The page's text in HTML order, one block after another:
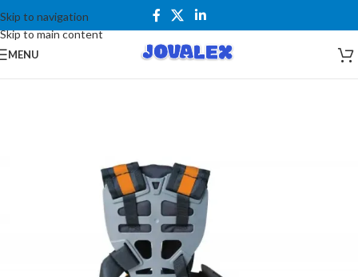
Skip to navigation
Skip to main content
MENU